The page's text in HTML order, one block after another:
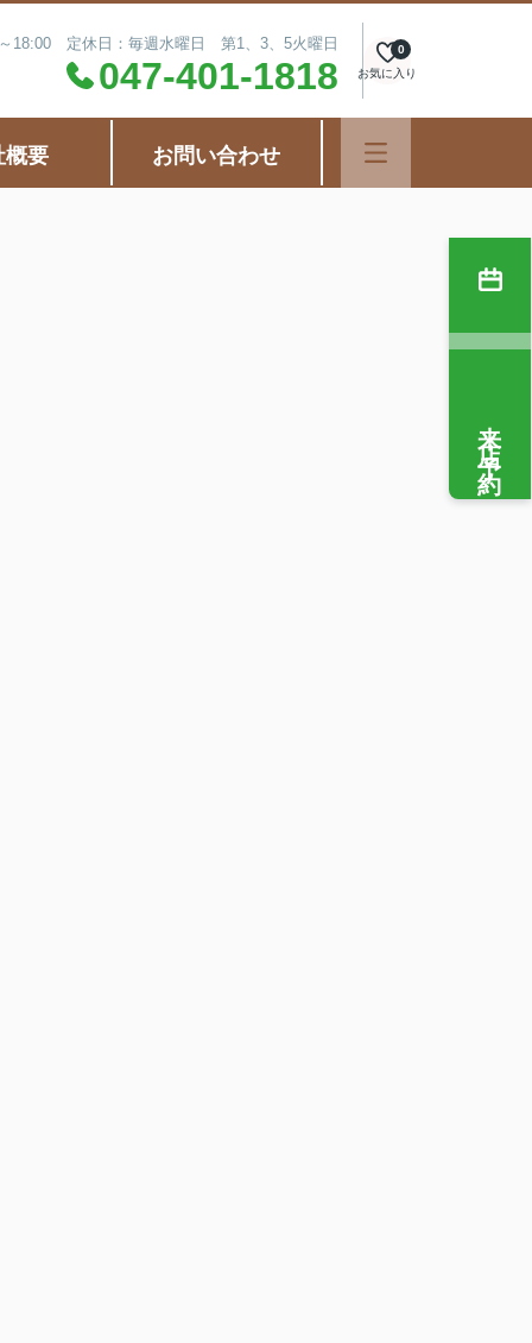
18:00 定休日：毎週水曜日 第1、3、5火曜日
047-401-1818 お気に入り
0
概要 お問い合わせ
来店予約